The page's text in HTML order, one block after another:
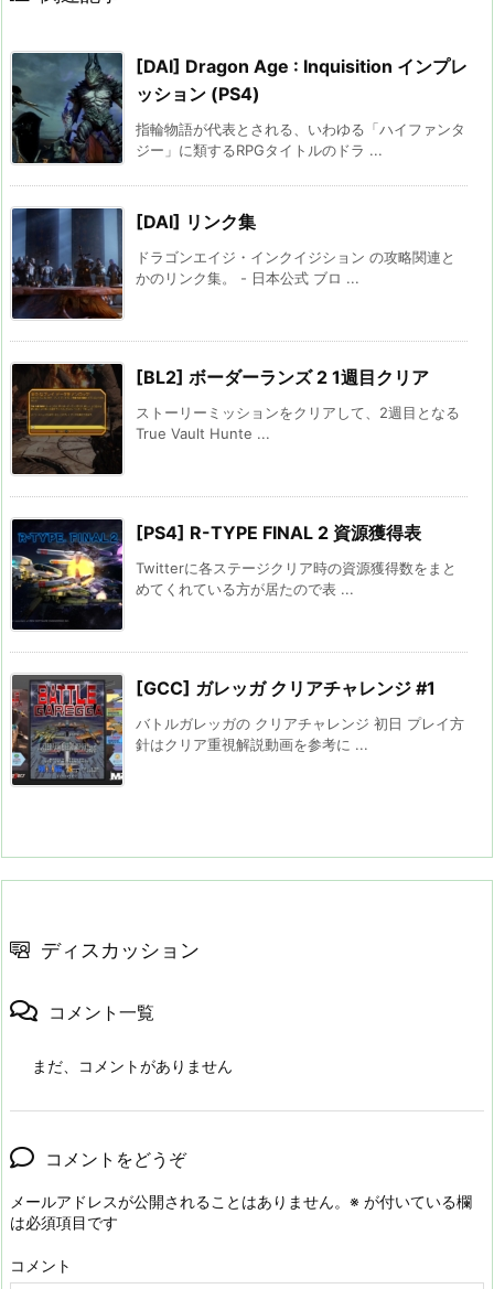
[DAI] Dragon Age : Inquisition インプレ
ッション (PS4)
指輪物語が代表とされる、いわゆる「ハイファンタ
ジー」に類するRPGタイトルのドラ ...
[DAI] リンク集
ドラゴンエイジ・インクイジション の攻略関連と
かのリンク集。 - 日本公式 ブロ ...
[BL2] ボーダーランズ 2 1週目クリア
ストーリーミッションをクリアして、2週目となる
True Vault Hunte ...
[PS4] R-TYPE FINAL 2 資源獲得表
Twitterに各ステージクリア時の資源獲得数をまと
めてくれている方が居たので表 ...
[GCC] ガレッガ クリアチャレンジ #1
バトルガレッガの クリアチャレンジ 初日 プレイ方
針はクリア重視解説動画を参考に ...
ディスカッション
コメント一覧
まだ、コメントがありません
コメントをどうぞ
メールアドレスが公開されることはありません。 ※ が付いている欄
は必須項目です
コメント